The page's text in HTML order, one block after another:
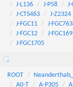
J-L136
J-P58
J-CTS463
J-Z2324
J-FGC11
J-
J-FGC12
J-
J-FGC1705
ROOT
A0-T
A-P305